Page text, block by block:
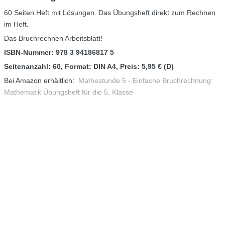
60 Seiten Heft mit Lösungen. Das Übungsheft direkt zum Rechnen
im Heft.
Das Bruchrechnen Arbeitsblatt!
ISBN-Nummer: 978 3 94186817 5
Seitenanzahl: 60, Format: DIN A4, Preis: 5,95 € (D)
Bei Amazon erhältlich: Mathestunde 5 - Einfache Bruchrechnung:
Mathematik Übungsheft für die 5. Klasse